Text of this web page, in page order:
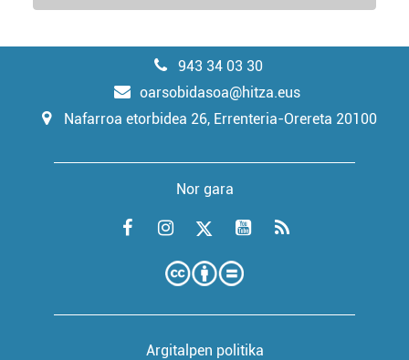
943 34 03 30
oarsobidasoa@hitza.eus
Nafarroa etorbidea 26, Errenteria-Orereta 20100
Nor gara
Argitalpen politika